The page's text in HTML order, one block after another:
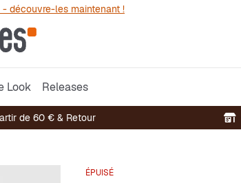
- découvre-les maintenant !
Look Releases
de 60 € & Retour
ÉPUISÉ